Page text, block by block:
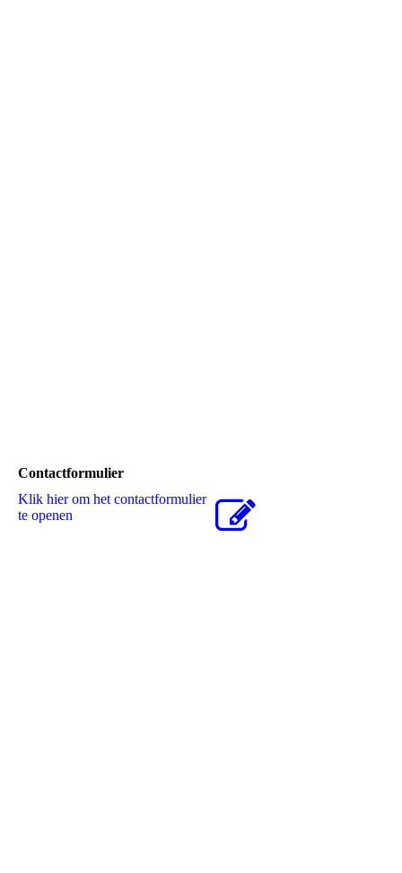
Contactformulier
Klik hier om het contactformulier
te openen